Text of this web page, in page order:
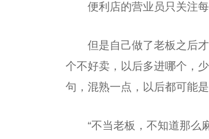
便利店的营业员只关注
但是自己做了老板之后
个不好卖，以后多进哪个，
句，混熟一点，以后都可能
“不当老板，不知道那么